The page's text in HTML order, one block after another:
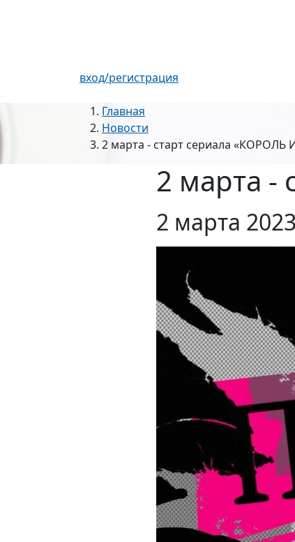
вход/регистрация
Главная
Новости
2 марта - старт сериала «КОРОЛЬ
2 марта -
2 марта 2023